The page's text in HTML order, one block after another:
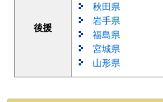
後援
秋田県
岩手県
福島県
宮城県
山形県